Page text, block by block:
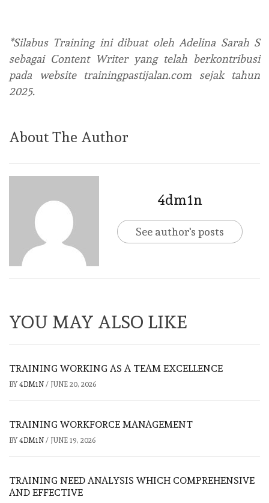
*Silabus Training ini dibuat oleh Adelina Sarah S
sebagai Content Writer yang telah berkontribusi
pada website trainingpastijalan.com sejak tahun
2025.
About The Author
4dm1n
See author's posts
YOU MAY ALSO LIKE
TRAINING WORKING AS A TEAM EXCELLENCE
BY 4DM1N / JUNE 20, 2026
TRAINING WORKFORCE MANAGEMENT
BY 4DM1N / JUNE 19, 2026
TRAINING NEED ANALYSIS WHICH COMPREHENSIVE
AND EFFECTIVE